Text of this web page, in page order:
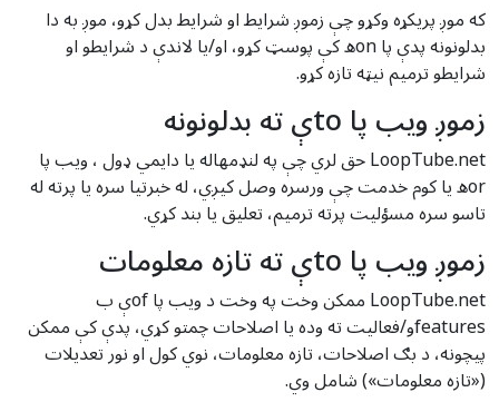
که موږ پریکړه وکړو چې زموږ شرایط او شرایط بدل کړو، موږ به دا
بدلونونه پدې پا onه کې پوسټ کړو، او/یا لاندې د شرایطو او
شرایطو ترمیم نیټه تازه کړو.
زموږ ویب پا toې ته بدلونونه
LoopTube.net حق لري چې په لنډمهاله یا دایمي ډول ، ویب پا
orه یا کوم خدمت چې ورسره وصل کیږي، له خبرتیا سره یا پرته له
تاسو سره مسؤلیت پرته ترمیم، تعلیق یا بند کړي.
زموږ ویب پا toې ته تازه معلومات
LoopTube.net ممکن وخت په وخت د ویب پا ofې ب
featuresو/فعالیت ته وده یا اصلاحات چمتو کړي، پدې کې ممکن
پیچونه، د بګ اصلاحات، تازه معلومات، نوي کول او نور تعدیلات
(«تازه معلومات») شامل وي.